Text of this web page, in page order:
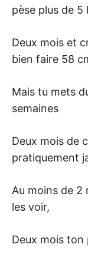
pèse plus de 5
Deux mois et
bien faire 58
Mais tu mets
semaines
Deux mois de
pratiquement
Au moins de 2
les voir,
Deux mois ton